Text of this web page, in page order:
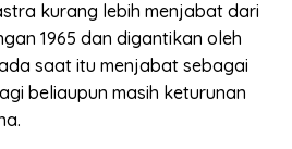
kurang lebih menjabat dari
1965 dan digantikan oleh
saat itu menjabat sebagai
beliaupun masih keturunan